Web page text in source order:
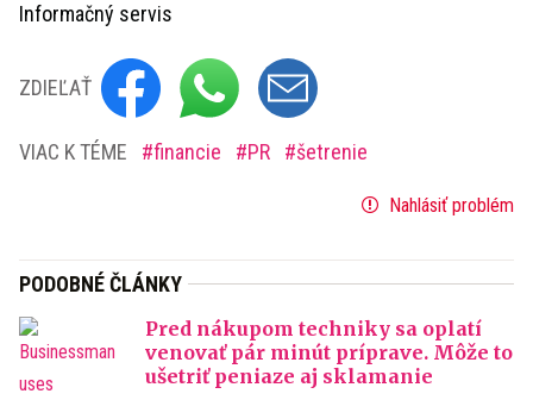
Informačný servis
ZDIEĽAŤ
VIAC K TÉME financie PR šetrenie
Nahlásiť problém
PODOBNÉ ČLÁNKY
Pred nákupom techniky sa oplatí
venovať pár minút príprave. Môže to
ušetriť peniaze aj sklamanie